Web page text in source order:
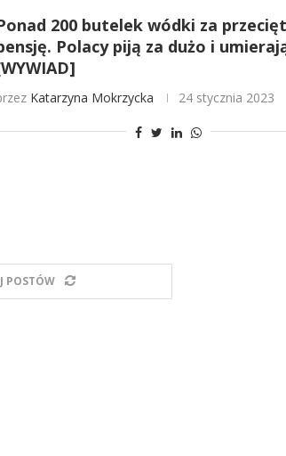
200 butelek wódki za
Polacy piją za dużo i
Katarzyna Mokrzycka 24 stycznia 2023
POSTÓW